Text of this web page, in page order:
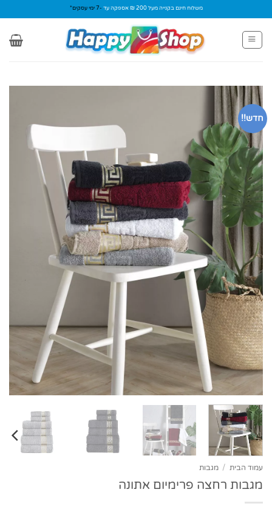
to
content
משלוח חינם בקנייה מעל 200 ₪ אספקה עד -7 ימי עסקים*
חדש!!
עמוד הבית / מגבות
מגבות רחצה פרימיום אתונה